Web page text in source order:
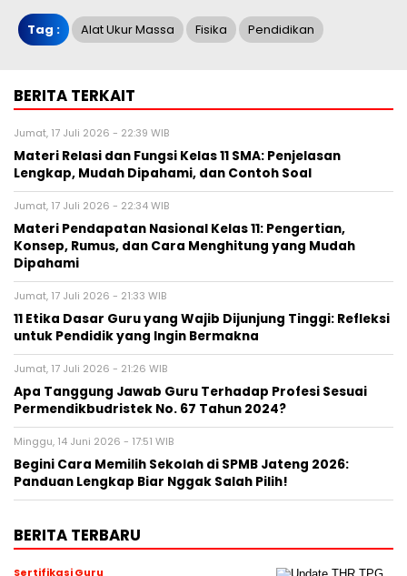
Tag : Alat Ukur Massa Fisika Pendidikan
BERITA TERKAIT
Jumat, 17 Juli 2026 - 22:39 WIB
Materi Relasi dan Fungsi Kelas 11 SMA: Penjelasan
Lengkap, Mudah Dipahami, dan Contoh Soal
Jumat, 17 Juli 2026 - 22:34 WIB
Materi Pendapatan Nasional Kelas 11: Pengertian,
Konsep, Rumus, dan Cara Menghitung yang Mudah
Dipahami
Jumat, 17 Juli 2026 - 21:33 WIB
11 Etika Dasar Guru yang Wajib Dijunjung Tinggi: Refleksi
untuk Pendidik yang Ingin Bermakna
Jumat, 17 Juli 2026 - 21:26 WIB
Apa Tanggung Jawab Guru Terhadap Profesi Sesuai
Permendikbudristek No. 67 Tahun 2024?
Minggu, 14 Juni 2026 - 17:51 WIB
Begini Cara Memilih Sekolah di SPMB Jateng 2026:
Panduan Lengkap Biar Nggak Salah Pilih!
BERITA TERBARU
Sertifikasi Guru